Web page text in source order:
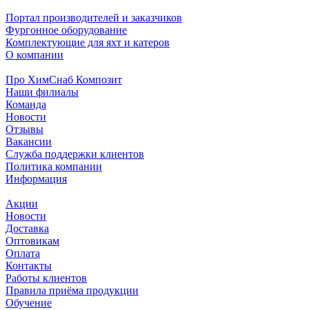
Портал производителей и заказчиков
Фургонное оборудование
Комплектующие для яхт и катеров
О компании
Про ХимСнаб Композит
Наши филиалы
Команда
Новости
Отзывы
Вакансии
Служба поддержки клиентов
Политика компании
Информация
Акции
Новости
Доставка
Оптовикам
Оплата
Контакты
Работы клиентов
Правила приёма продукции
Обучение